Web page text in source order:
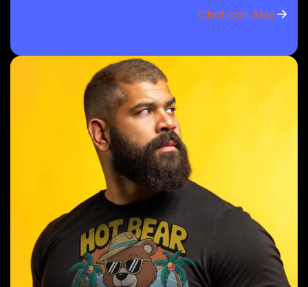
Chat con Alex